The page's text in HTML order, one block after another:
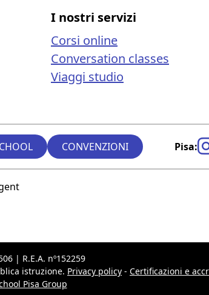
I nostri servizi
Corsi online
Conversation classes
Viaggi studio
CONVENZIONI Pisa:
| R.E.A. nº152259
istruzione. Privacy policy - Certificazioni e
Pisa Group